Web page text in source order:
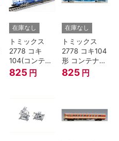
在庫なし
トミックス
2778 コキ
104(コンテナ
無し) Nゲージ
825 円
在庫なし
トミックス
2778 コキ104
形 コンテナな
し
825 円